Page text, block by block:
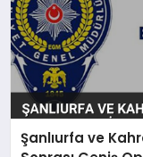
Şanlıurfa ve